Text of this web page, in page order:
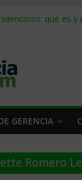
para empresas:
forzoso en la
de EE.
GERENCIA
Romero